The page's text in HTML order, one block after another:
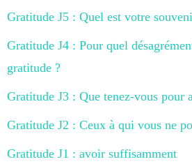
Gratitude J5 : Quel est votre
Gratitude J4 : Pour quel
gratitude ?
Gratitude J3 : Que tenez-vous pour
Gratitude J2 : Ceux à qui vous ne
Gratitude J1 : avoir suffisamment